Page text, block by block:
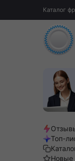
Каталог
Топ-
Новые